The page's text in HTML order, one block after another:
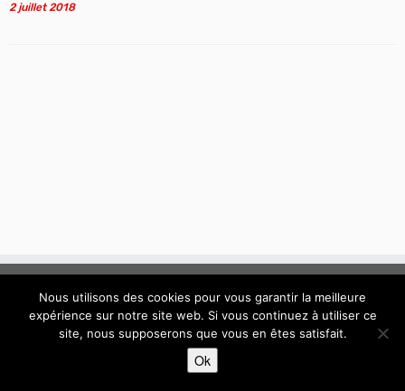
2 juillet 2018
© 2015 - 2026 / Conseil Syndical de la copropriété "Connexion"
Résidence "Connexion" à Boissy-Saint-Léger - Val de Marne
Nous utilisons des cookies pour vous garantir la meilleure
expérience sur notre site web. Si vous continuez à utiliser ce
site, nous supposerons que vous en êtes satisfait.
Ok